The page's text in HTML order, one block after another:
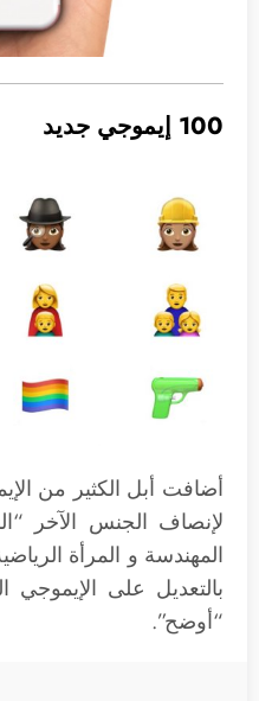
100 إيموجي جديد
أضافت أبل الكثير من
لإنصاف الجنس الآخر
المهندسة و المرأة
بالتعديل على الإيموجي
“أوضح”.